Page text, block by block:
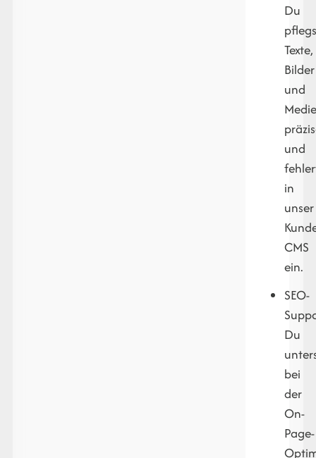
Du
Texte,
Bilder
und
und
in
unser
CMS
ein.
SEO-
Du
bei
der
On-
Page-